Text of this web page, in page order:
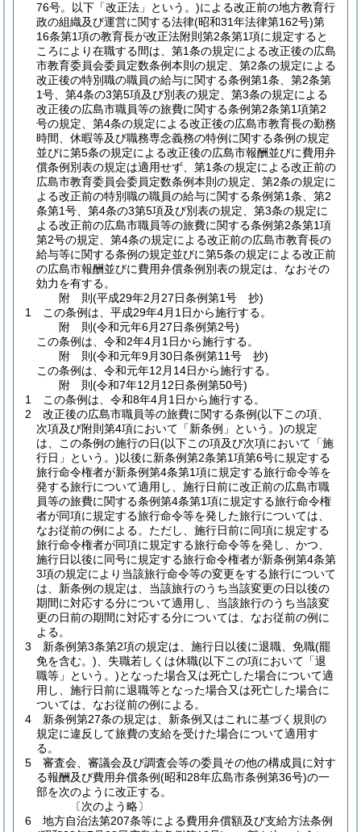
76号。以下「改正法」という。)による改正前の地方教育行
政の組織及び運営に関する法律(昭和31年法律第162号)第
16条第1項の教育長が改正法附則第2条第1項に規定すると
ころにより在職する間は、第1条の規定による改正後の広島
市教育委員会委員定数条例本則の規定、第2条の規定による
改正後の特別職の職員の給与に関する条例第1条、第2条第
1号、第4条の3第5項及び別表の規定、第3条の規定による
改正後の広島市職員等の旅費に関する条例第2条第1項第2
号の規定、第4条の規定による改正後の広島市教育長の勤務
時間、休暇等及び職務専念義務の特例に関する条例の規定
並びに第5条の規定による改正後の広島市報酬並びに費用弁
償条例別表の規定は適用せず、第1条の規定による改正前の
広島市教育委員会委員定数条例本則の規定、第2条の規定に
よる改正前の特別職の職員の給与に関する条例第1条、第2
条第1号、第4条の3第5項及び別表の規定、第3条の規定に
よる改正前の広島市職員等の旅費に関する条例第2条第1項
第2号の規定、第4条の規定による改正前の広島市教育長の
給与等に関する条例の規定並びに第5条の規定による改正前
の広島市報酬並びに費用弁償条例別表の規定は、なおその
効力を有する。
附 則(平成29年2月27日条例第1号 抄)
1
この条例は、平成29年4月1日から施行する。
附 則(令和元年6月27日条例第2号)
この条例は、令和2年4月1日から施行する。
附 則(令和元年9月30日条例第11号 抄)
この条例は、令和元年12月14日から施行する。
附 則(令和7年12月12日条例第50号)
1
この条例は、令和8年4月1日から施行する。
2
改正後の広島市職員等の旅費に関する条例(以下この項、
次項及び附則第4項において「新条例」という。)の規定
は、この条例の施行の日(以下この項及び次項において「施
行日」という。)以後に新条例第2条第1項第6号に規定する
旅行命令権者が新条例第4条第1項に規定する旅行命令等を
発する旅行について適用し、施行日前に改正前の広島市職
員等の旅費に関する条例第4条第1項に規定する旅行命令権
者が同項に規定する旅行命令等を発した旅行については、
なお従前の例による。 ただし、施行日前に同項に規定する
旅行命令権者が同項に規定する旅行命令等を発し、かつ、
施行日以後に同号に規定する旅行命令権者が新条例第4条第
3項の規定により当該旅行命令等の変更をする旅行について
は、新条例の規定は、当該旅行のうち当該変更の日以後の
期間に対応する分について適用し、当該旅行のうち当該変
更の日前の期間に対応する分については、なお従前の例に
よる。
3
新条例第3条第2項の規定は、施行日以後に退職、免職(罷
免を含む。) 、失職若しくは休職(以下この項において「退
職等」という。)となった場合又は死亡した場合について適
用し、施行日前に退職等となった場合又は死亡した場合に
ついては、なお従前の例による。
4
新条例第27条の規定は、新条例又はこれに基づく規則の
規定に違反して旅費の支給を受けた場合について適用す
る。
5
審査会、審議会及び調査会等の委員その他の構成員に対す
る報酬及び費用弁償条例(昭和28年広島市条例第36号)の一
部を次のように改正する。
〔次のよう略〕
6
地方自治法第207条等による費用弁償額及び支給方法条例